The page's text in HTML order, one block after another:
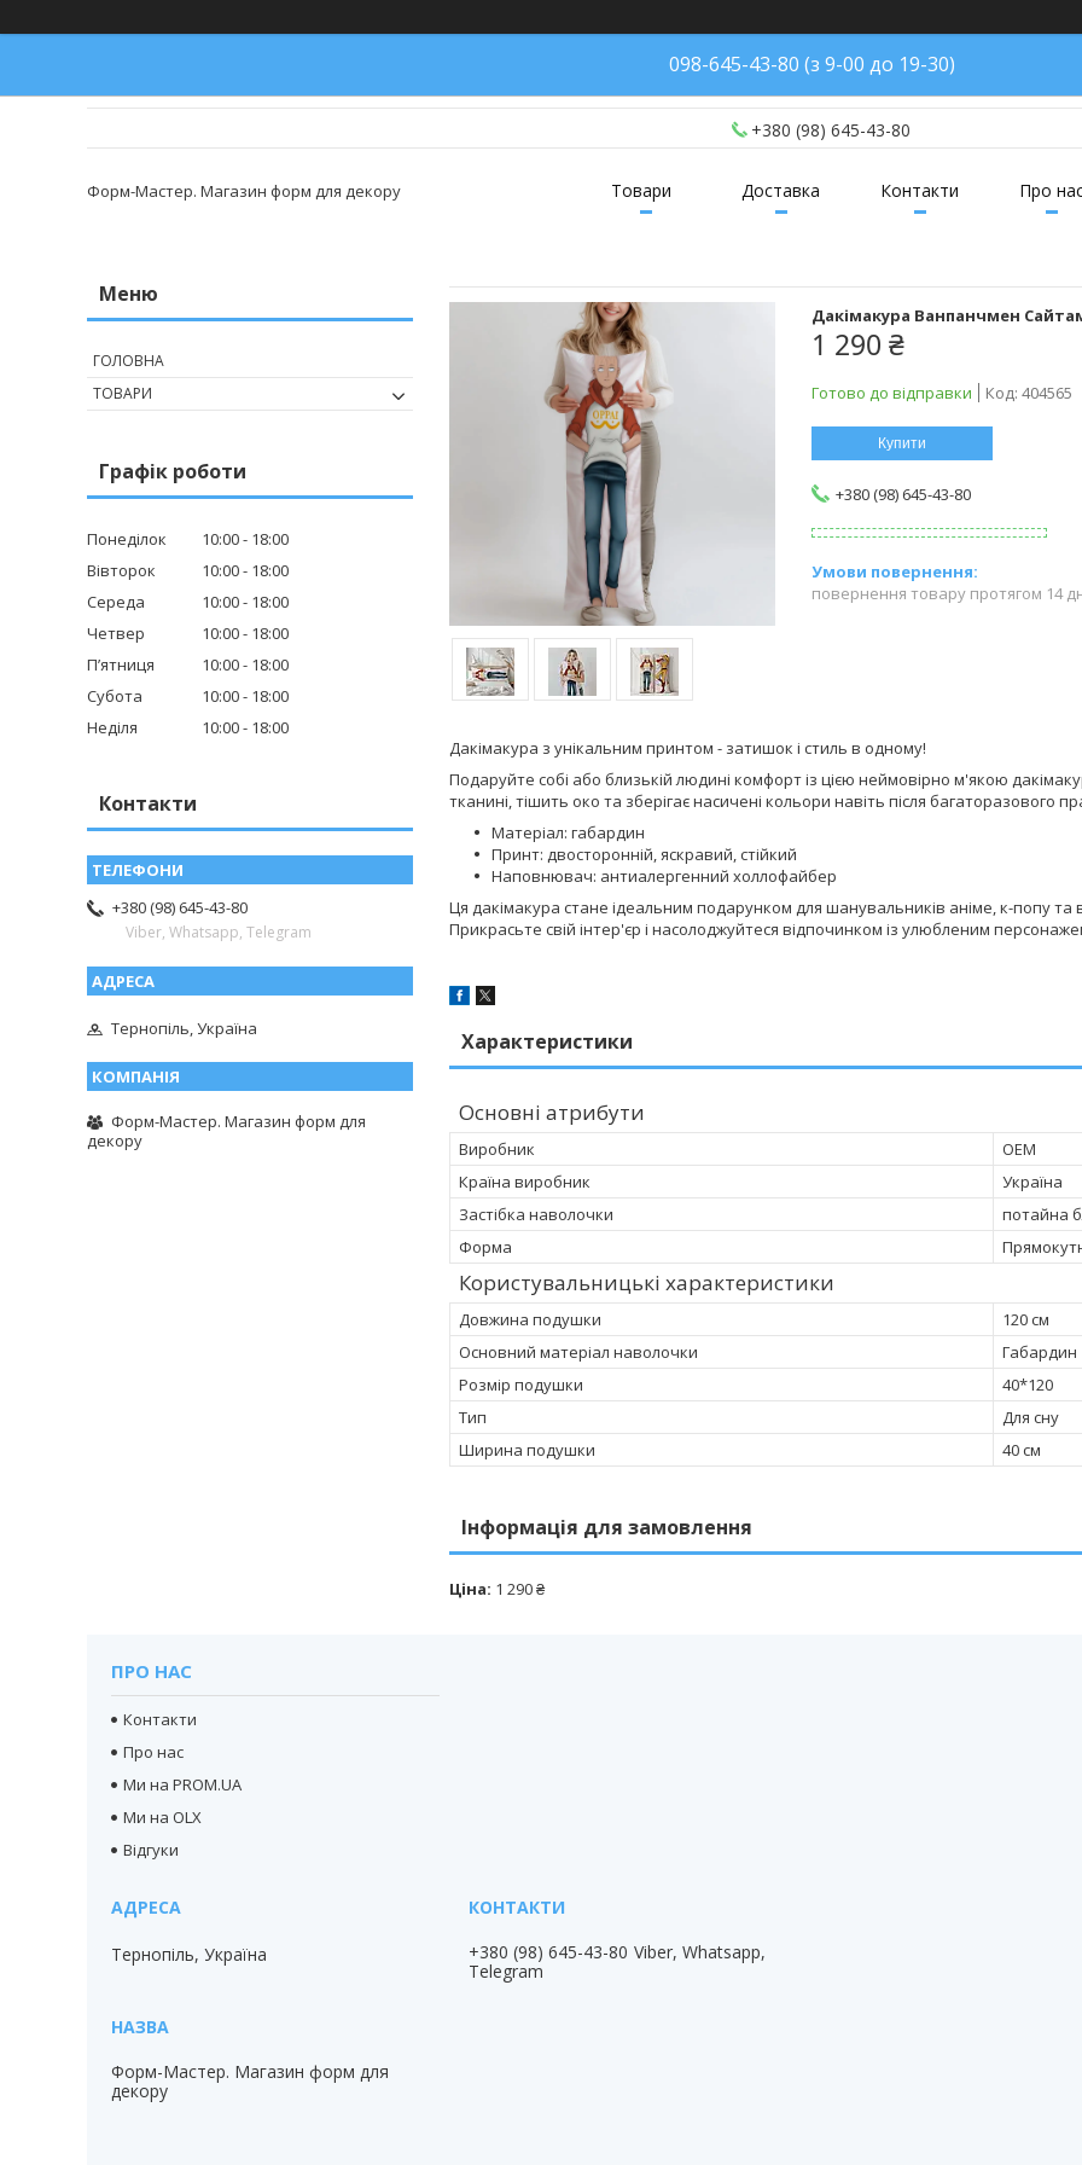
098-645-43-80 (з 9-00 до 19-30)
+380 (98) 645-43-80
Форм-Мастер. Магазин форм для декору Товари Доставка Контакти Про
Дакімакура Ванпанчмен
1 290 ₴
Готово до відправки Код: 404565
Купити
+380 (98) 645-43-80
повернення товару протягом 14
Дакімакура з унікальним принтом - затишок і стиль в одному!
Подаруйте собі або близькій людині комфорт із цією неймовірно м'якою
тканині, тішить око та зберігає насичені кольори навіть після багаторазового
Матеріал: габардин
Принт: двосторонній, яскравий, стійкий
Наповнювач: антиалергенний холлофайбер
Ця дакімакура стане ідеальним подарунком для шанувальників аніме, к-попу та
Прикрасьте свій інтер'єр і насолоджуйтеся відпочинком із улюбленим
Характеристики
Основні атрибути
Виробник
OEM
Країна виробник
Україна
Застібка наволочки
потайна
Форма
Користувальницькі характеристики
Довжина подушки
120 см
Основний матеріал наволочки
Габардин
Розмір подушки
40*120
Тип
Для сну
Ширина подушки
40 см
Інформація для замовлення
Ціна: 1 290 ₴
ГОЛОВНА
ТОВАРИ
Графік роботи
Понеділок 10:00
18:00
Вівторок
10:00
18:00
Середа
10:00
18:00
Четвер
10:00
18:00
Пʼятниця
10:00
18:00
Субота
10:00
18:00
Неділя
10:00 18:00
Контакти
+380 (98) 645-43-80
Viber, Whatsapp, Telegram
Тернопіль, Україна
Форм-Мастер. Магазин форм для
декору
ПРО НАС
Контакти
Про нас
Ми на PROM.UA
Ми на OLX
Відгуки
Тернопіль, Україна
Форм-Мастер. Магазин форм для
декору
+380 (98) 645-43-80 Viber, Whatsapp,
Telegram